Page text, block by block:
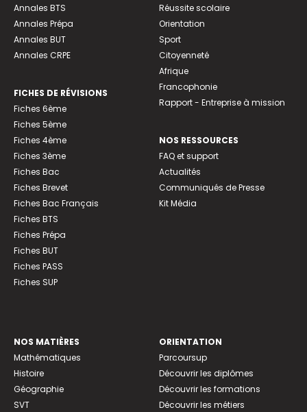
Annales BTS
Annales Prépa
Annales BUT
Annales CRPE
FICHES DE RÉVISIONS
Fiches 6ème
Fiches 5ème
Fiches 4ème
Fiches 3ème
Fiches Bac
Fiches Brevet
Fiches Bac Français
Fiches BTS
Fiches Prépa
Fiches BUT
Fiches PASS
Fiches SUP
Réussite scolaire
Orientation
Sport
Citoyenneté
Afrique
Francophonie
Rapport - Entreprise à mission
NOS RESSOURCES
FAQ et support
Actualités
Communiqués de Presse
Kit Média
NOS MATIÈRES
Mathématiques
Histoire
Géographie
SVT
ORIENTATION
Parcoursup
Découvrir les diplômes
Découvrir les formations
Découvrir les métiers